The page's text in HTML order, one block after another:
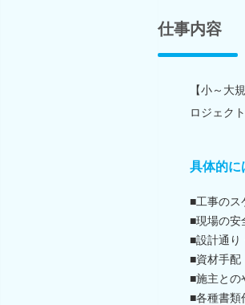
仕事内容
【小～大
ロジェク
具体的に
■工事のス
■現場の安
■設計通り
■資材手配
■施主との
■各種書